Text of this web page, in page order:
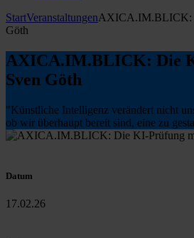
StartVeranstaltungenAXICA.IM.BLICK:
Göth
AXICA.IM.BLICK: Die
Sven Göth
"Künstliche Intelligenz verändert nicht
ob wir überhaupt bereit sind, eine zu
Datum
17.02.26